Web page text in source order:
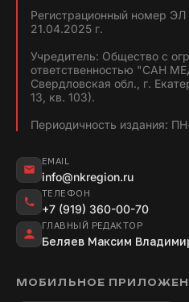
Регистрационный номер
21.04.2025 г.
Учредитель: Общество с
ответственностью "САН
Свердловская обл., г.
13, кв. 103).
Периодичность издания:
EMAIL
info@nkregion.ru
ТЕЛЕФОН
+7 (919) 360-00-70
ГЛАВНЫЙ РЕДАКТОР
Беляев Максим
МОБИЛЬНОЕ